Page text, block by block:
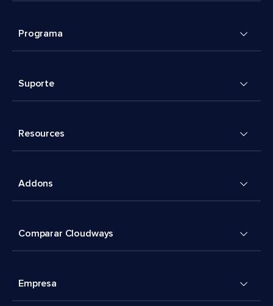
Programa
Suporte
Resources
Addons
Comparar Cloudways
Empresa